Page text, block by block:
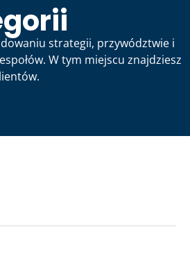
strategii, przywództwie i
W tym miejscu znajdziesz